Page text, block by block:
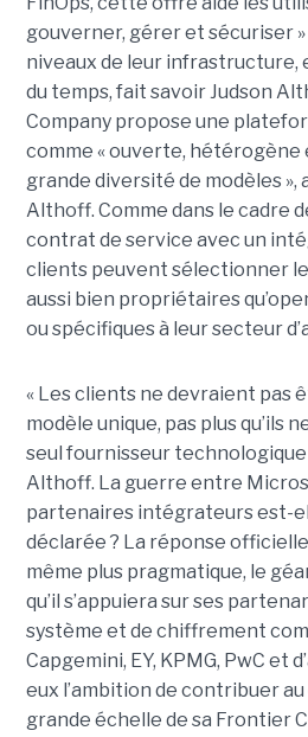
gouverner, gérer et sécuriser
niveaux de leur infrastructure,
du temps, fait savoir Judson
Company propose une
comme « ouverte, hétérogène
grande diversité de modèles »,
Althoff. Comme dans le cadre
contrat de service avec un
clients peuvent sélectionner
aussi bien propriétaires
ou spécifiques à leur secteur
« Les clients ne devraient pas
modèle unique, pas plus qu’ils
seul fournisseur technologique
Althoff. La guerre entre
partenaires intégrateurs est-
déclarée ? La réponse
même plus pragmatique, le
qu’il s’appuiera sur ses
système et de chiffrement
Capgemini, EY, KPMG, PwC et
eux l’ambition de contribuer
grande échelle de sa Frontier